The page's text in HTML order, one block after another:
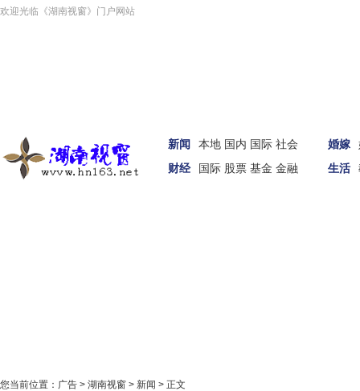
欢迎光临《湖南视窗》门户网站
新闻 本地 国内 国际 社会
财经
国际 股票 基金 金融
婚嫁
生活
您当前位置： 广告 > 湖南视窗 > 新闻 > 正文